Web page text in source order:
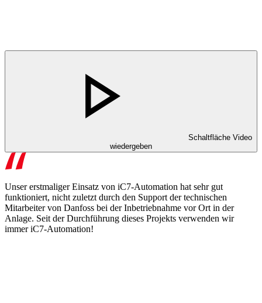
Schaltfläche Video
wiedergeben
Unser erstmaliger Einsatz von iC7-Automation hat sehr gut
funktioniert, nicht zuletzt durch den Support der technischen
Mitarbeiter von Danfoss bei der Inbetriebnahme vor Ort in der
Anlage. Seit der Durchführung dieses Projekts verwenden wir
immer iC7-Automation!